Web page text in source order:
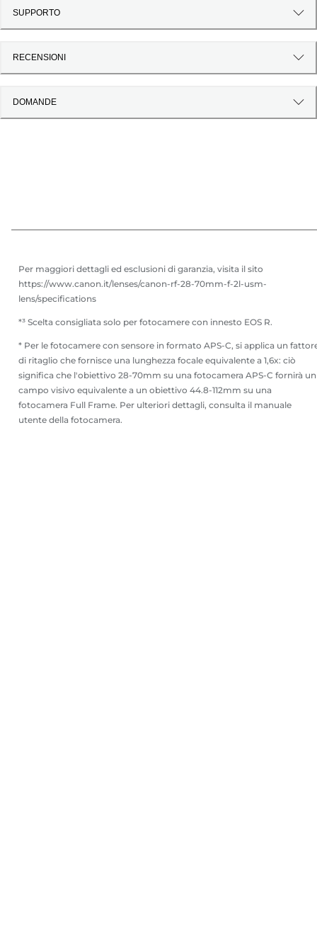
SUPPORTO
RECENSIONI
DOMANDE
Per maggiori dettagli ed esclusioni di garanzia, visita il sito
https://www.canon.it/lenses/canon-rf-28-70mm-f-2l-usm-
lens/specifications
*³ Scelta consigliata solo per fotocamere con innesto EOS R.
* Per le fotocamere con sensore in formato APS-C, si applica un
di ritaglio che fornisce una lunghezza focale equivalente a 1,6x: ciò
significa che l'obiettivo 28-70mm su una fotocamera APS-C fornirà un
campo visivo equivalente a un obiettivo 44.8-112mm su una
fotocamera Full Frame. Per ulteriori dettagli, consulta il manuale
utente della fotocamera.